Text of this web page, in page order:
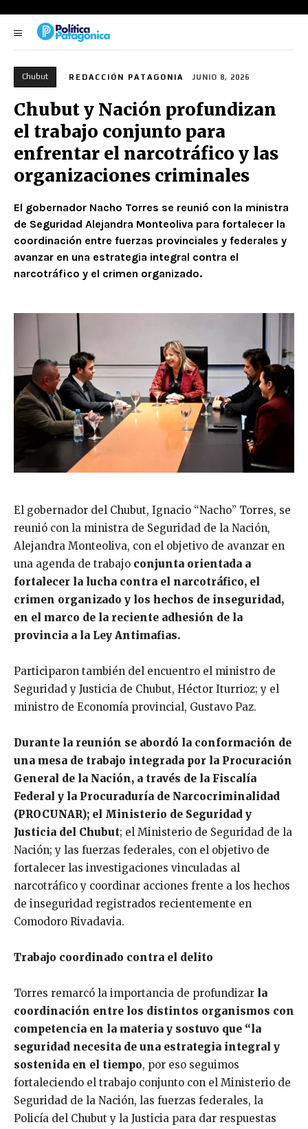
Chubut REDACCIÓN PATAGONIA JUNIO 8, 2026
Chubut y Nación profundizan
el trabajo conjunto para
enfrentar el narcotráfico y las
organizaciones criminales
El gobernador Nacho Torres se reunió con la ministra
de Seguridad Alejandra Monteoliva para fortalecer la
coordinación entre fuerzas provinciales y federales y
avanzar en una estrategia integral contra el
narcotráfico y el crimen organizado.
El gobernador del Chubut, Ignacio “Nacho” Torres, se
reunió con la ministra de Seguridad de la Nación,
Alejandra Monteoliva, con el objetivo de avanzar en
una agenda de trabajo conjunta orientada a
fortalecer la lucha contra el narcotráfico, el
crimen organizado y los hechos de inseguridad,
en el marco de la reciente adhesión de la
provincia a la Ley Antimafias.
Participaron también del encuentro el ministro de
Seguridad y Justicia de Chubut, Héctor Iturrioz; y el
ministro de Economía provincial, Gustavo Paz.
Durante la reunión se abordó la conformación de
una mesa de trabajo integrada por la Procuración
General de la Nación, a través de la Fiscalía
Federal y la Procuraduría de Narcocriminalidad
(PROCUNAR); el Ministerio de Seguridad y
Justicia del Chubut; el Ministerio de Seguridad de la
Nación; y las fuerzas federales, con el objetivo de
fortalecer las investigaciones vinculadas al
narcotráfico y coordinar acciones frente a los hechos
de inseguridad registrados recientemente en
Comodoro Rivadavia.
Trabajo coordinado contra el delito
Torres remarcó la importancia de profundizar la
coordinación entre los distintos organismos con
competencia en la materia y sostuvo que “la
seguridad necesita de una estrategia integral y
sostenida en el tiempo, por eso seguimos
fortaleciendo el trabajo conjunto con el Ministerio de
Seguridad de la Nación, las fuerzas federales, la
Policía del Chubut y la Justicia para dar respuestas